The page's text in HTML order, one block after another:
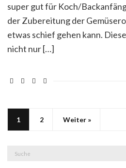
super gut für Koch/
der Zubereitung der
etwas schief gehen kann.
nicht nur […]
1 2 Weiter »